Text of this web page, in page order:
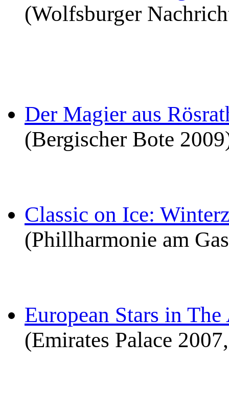
(Wolfsburger
Der Magier aus
(Bergischer Bote
Classic on Ice:
(Phillharmonie am
European Stars in
(Emirates Palace